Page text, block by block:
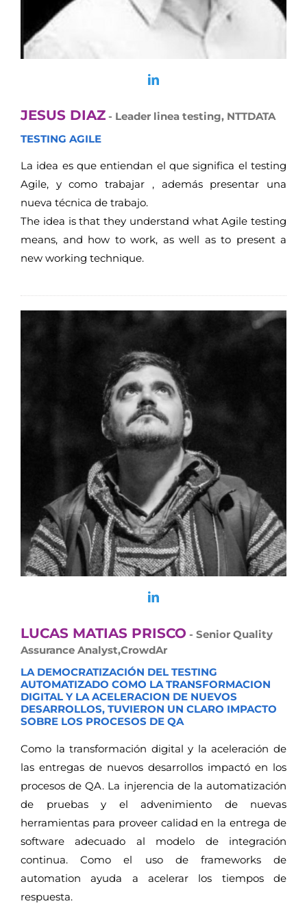
JESUS DIAZ - Leader linea testing, NTTDATA
TESTING AGILE
La idea es que entiendan el que significa el testing
Agile, y como trabajar , además presentar una
nueva técnica de trabajo.
The idea is that they understand what Agile testing
means, and how to work, as well as to present a
new working technique.
LUCAS MATIAS PRISCO - Senior Quality
Assurance Analyst,CrowdAr
LA DEMOCRATIZACIÓN DEL TESTING
AUTOMATIZADO COMO LA TRANSFORMACION
DIGITAL Y LA ACELERACION DE NUEVOS
DESARROLLOS, TUVIERON UN CLARO IMPACTO
SOBRE LOS PROCESOS DE QA
Como la transformación digital y la aceleración de
las entregas de nuevos desarrollos impactó en los
procesos de QA. La injerencia de la automatización
de pruebas y el advenimiento de nuevas
herramientas para proveer calidad en la entrega de
software adecuado al modelo de integración
continua. Como el uso de frameworks de
automation ayuda a acelerar los tiempos de
respuesta.